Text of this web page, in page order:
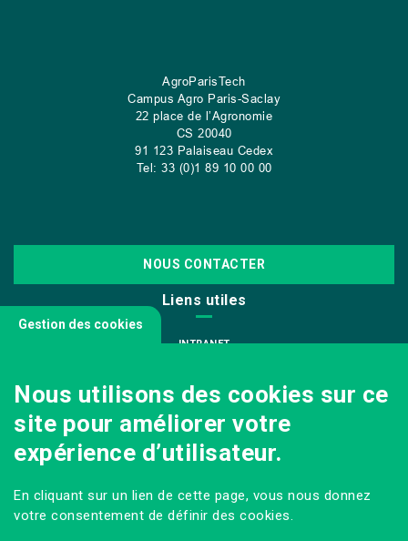
AgroParisTech
Campus Agro Paris-Saclay
22 place de l’Agronomie
CS 20040
91 123 Palaiseau Cedex
Tel: 33 (0)1 89 10 00 00
NOUS CONTACTER
Liens utiles
INTRANET
INFODOC
PÔLE IMAGE
PRESSE
Sur les réseaux
Gestion des cookies
Nous utilisons des cookies sur ce
site pour améliorer votre
expérience d’utilisateur.
En cliquant sur un lien de cette page, vous nous donnez
votre consentement de définir des cookies.